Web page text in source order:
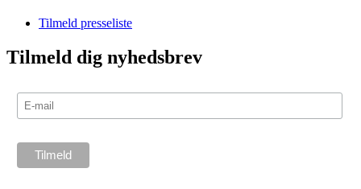
Tilmeld presseliste
Tilmeld dig nyhedsbrev